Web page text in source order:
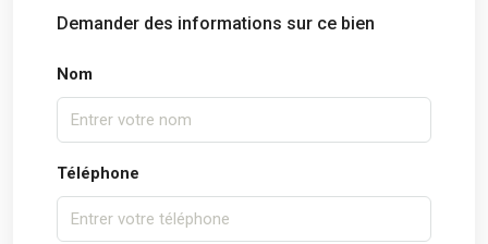
Demander des informations sur ce bien
Nom
Téléphone